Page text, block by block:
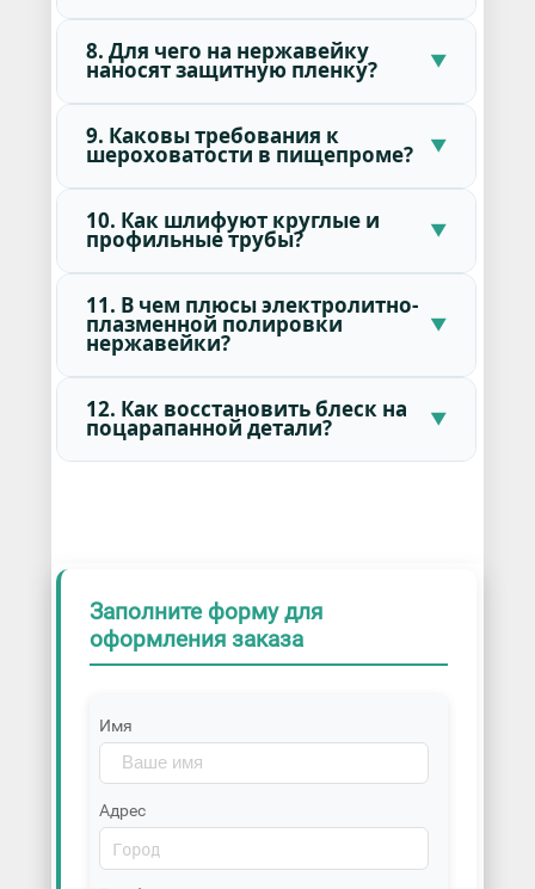
8. Для чего на нержавейку
наносят защитную пленку?
9. Каковы требования к
шероховатости в пищепроме?
10. Как шлифуют круглые и
профильные трубы?
11. В чем плюсы электролитно-
плазменной полировки
нержавейки?
12. Как восстановить блеск на
поцарапанной детали?
Заполните форму для
оформления заказа
Имя
Адрес